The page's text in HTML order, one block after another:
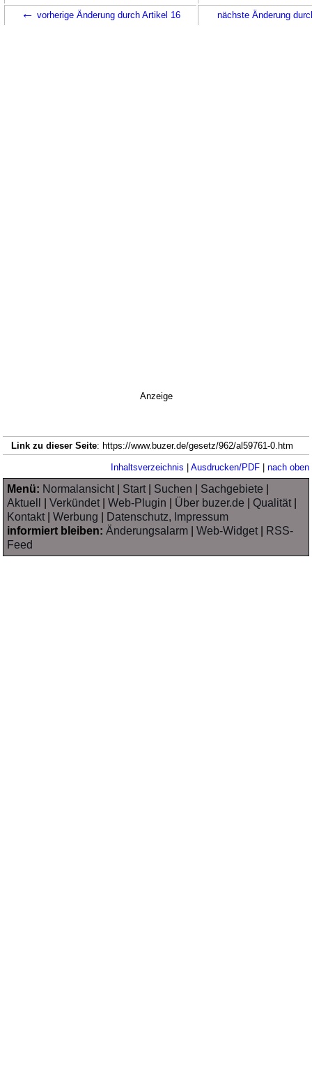
← vorherige Änderung durch Artikel 16 nächste Änderung
Anzeige
Link zu dieser Seite: https://www.buzer.de/gesetz/962/al59761-0.htm
Inhaltsverzeichnis | Ausdrucken/PDF| nach oben
Menü: Normalansicht| Start| Suchen Sachgebiete
Aktuell
|Verkündet|Web-Plugin Über buzer.de |Qualität|
Kontakt|Werbung
Datenschutz, Impressum
informiert bleiben: Änderungsalarm |Web-Widget|
RSS-
Feed